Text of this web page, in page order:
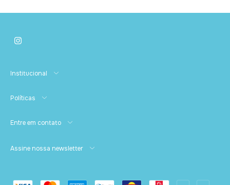
Institucional
Políticas
Entre em contato
Assine nossa newsletter